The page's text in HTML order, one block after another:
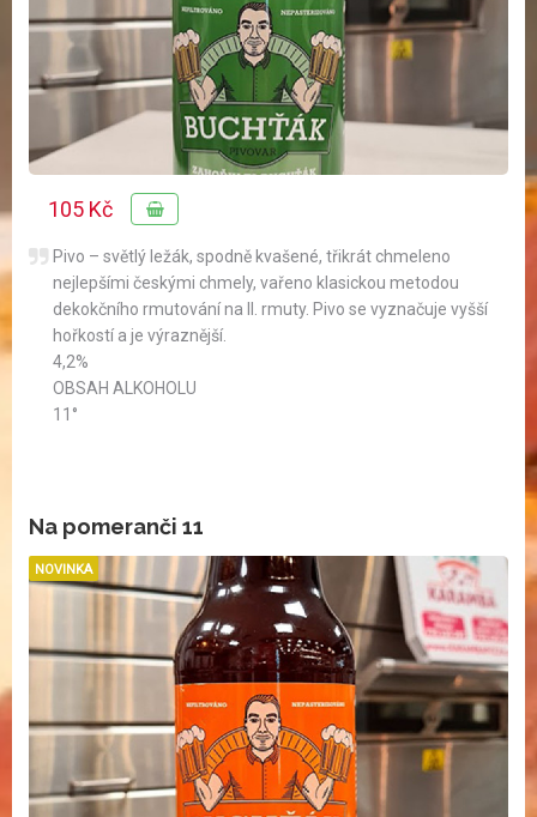
105 Kč
Pivo – světlý ležák, spodně kvašené, třikrát chmeleno
nejlepšími českými chmely, vařeno klasickou metodou
dekokčního rmutování na II. rmuty. Pivo se vyznačuje vyšší
hořkostí a je výraznější.
4,2%
OBSAH ALKOHOLU
11°
Na pomeranči 11
NOVINKA